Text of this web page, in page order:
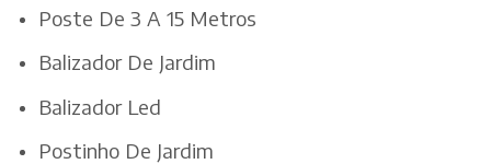
Poste De 3 A 15 Metros
Balizador De Jardim
Balizador Led
Postinho De Jardim